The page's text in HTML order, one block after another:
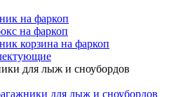
на фаркоп
на фаркоп
корзина на фаркоп
для лыж и сноубордов
для лыж и сноубордов